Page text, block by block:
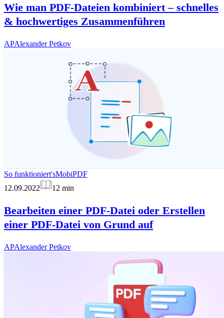
Wie man PDF-Dateien kombiniert – schnelles
& hochwertiges Zusammenführen
APAlexander Petkov
So funktioniert'sMobiPDF
12.09.2022
12 min
Bearbeiten einer PDF-Datei oder Erstellen
einer PDF-Datei von Grund auf
APAlexander Petkov